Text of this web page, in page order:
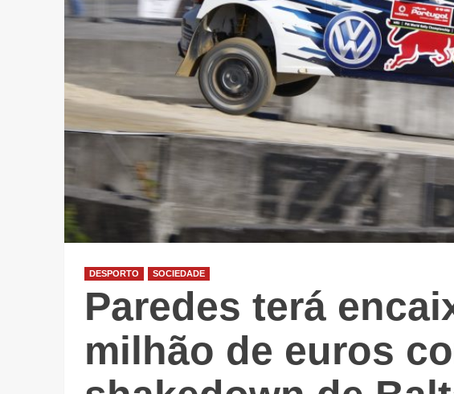
DESPORTO SOCIEDADE
Paredes terá
milhão de euros